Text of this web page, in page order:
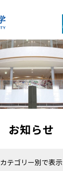
お知らせ
カテゴリー別で表示